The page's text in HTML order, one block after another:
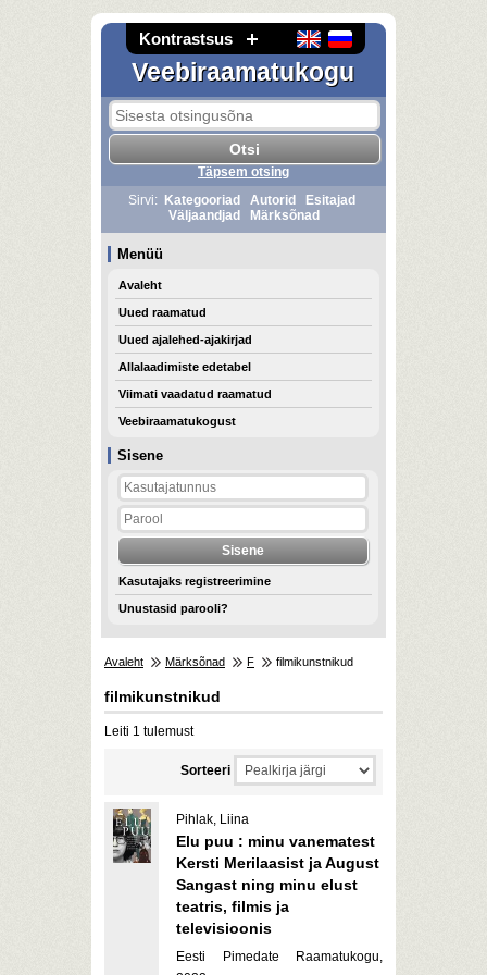
Kontrastsus
Veebiraamatukogu
Sisene
Kasutajaks registreerimine
Unustasid parooli?
Täpsem otsing
Sirvi:
Kategooriad Autorid
Esitajad
Väljaandjad
Märksõnad
Menüü
Avaleht
Uued raamatud
Uued ajalehed-ajakirjad
Allalaadimiste edetabel
Viimati vaadatud raamatud
Veebiraamatukogust
Avaleht Märksõnad F filmikunstnikud
filmikunstnikud
Leiti 1 tulemust
Sorteeri
Pihlak, Liina
Elu puu : minu vanematest
Kersti Merilaasist ja August
Sangast ning minu elust
teatris, filmis ja
televisioonis
Eesti Pimedate Raamatukogu,